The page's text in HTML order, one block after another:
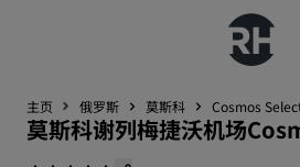
主页 俄罗斯 莫斯科 Cosmos
莫斯科谢列梅捷沃机场